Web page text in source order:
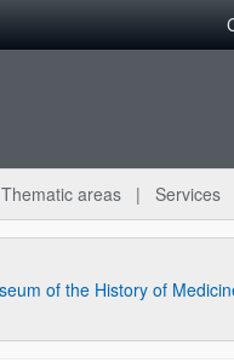
Thematic areas Services